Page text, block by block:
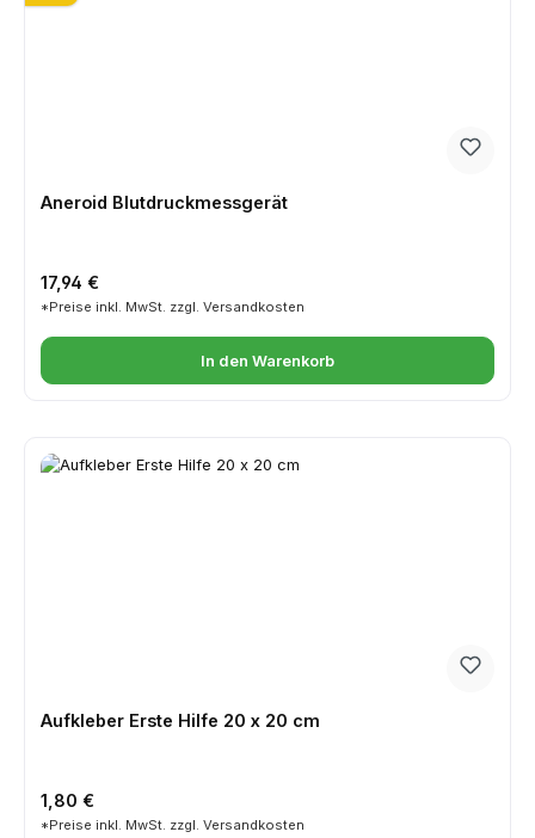
Aneroid Blutdruckmessgerät
Regulärer Preis:
17,94 €
*Preise inkl. MwSt. zzgl. Versandkosten
In den Warenkorb
Aufkleber Erste Hilfe 20 x 20 cm
Regulärer Preis:
1,80 €
*Preise inkl. MwSt. zzgl. Versandkosten